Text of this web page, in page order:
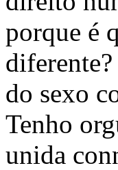
porque é
do sexo
Tenho
unida